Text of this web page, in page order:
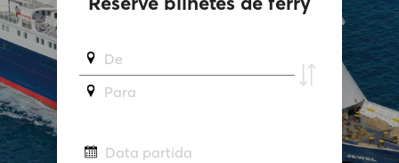
De
Para
Data partida